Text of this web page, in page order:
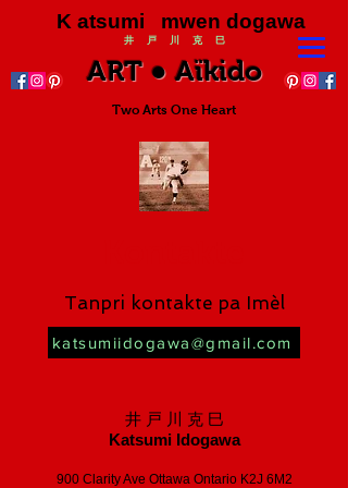
K atsumi mwen dogawa
ART ● Aïkido
井 戸 川 克 巳
Two Arts One Heart
Tanpri kontakte pa Imèl
katsumiidogawa@gmail.com
井 戸 川 克 巳
Katsumi Idogawa
900 Clarity Ave Ottawa Ontario K2J 6M2